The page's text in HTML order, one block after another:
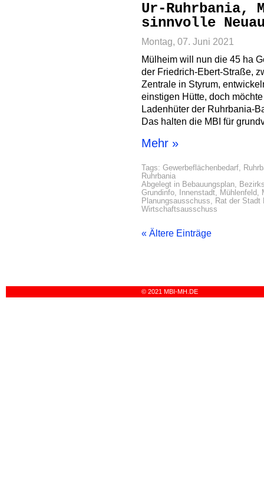
Ur-Ruhrbania,
sinnvolle
Montag, 07. Juni 2021
Mülheim will nun die 45 ha
der Friedrich-Ebert-Straße,
Zentrale in Styrum,
einstigen Hütte, doch
Ladenhüter der Ruhrbania-
Das halten die MBI für
Mehr »
Tags: Gewerbeflächenbedarf,
Ruhrbania
Abgelegt in Bebauungsplan,
Grundinfo, Innenstadt, Mühlenfeld,
Planungsausschuss, Rat der Stadt
Wirtschaftsausschuss
« Ältere Einträge
© 2021 MBI-MH.DE